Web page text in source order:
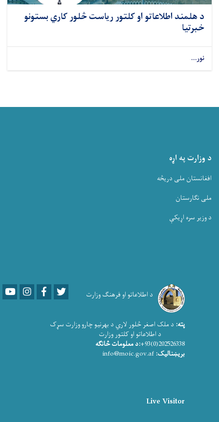
د هلمند اطلاعاتو او کلتور ریاست څلور کاري بستونو
خبرتیا
نور...
د وزارت په اړه
افغانستان ملی دریڅه
ملی نگارستان
د وزیر سره اړیکې
د اطلاعاتو او فرهنګ وزارت YoutubeLinkedInFacebook
پته: د ملک اصغر څلور لاري د بهرنیو چارو وزارت سړک
د اطلاعاتو او کلتور وزارت
202526338(0)93+
:د معلومات څانګه
بریښنالیک: info@moic.gov.af
Live Visitor